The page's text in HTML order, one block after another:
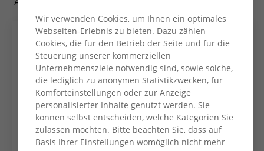
Wir verwenden Cookies, um Ihnen ein optimales
Webseiten-Erlebnis zu bieten. Dazu zählen
Cookies, die für den Betrieb der Seite und für die
Steuerung unserer kommerziellen
Unternehmensziele notwendig sind, sowie solche,
die lediglich zu anonymen Statistikzwecken, für
Komforteinstellungen oder zur Anzeige
personalisierter Inhalte genutzt werden. Sie
können selbst entscheiden, welche Kategorien Sie
zulassen möchten. Bitte beachten Sie, dass auf
Basis Ihrer Einstellungen womöglich nicht mehr